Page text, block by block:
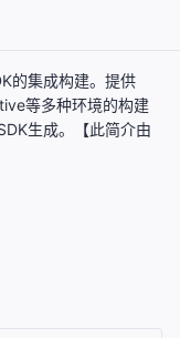
的集成构建。提供
等多种环境的构建
生成。【此简介由